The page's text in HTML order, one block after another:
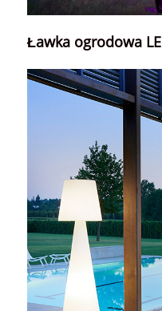
Ławka ogrodowa